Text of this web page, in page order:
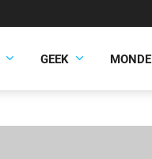
GEEK MONDE